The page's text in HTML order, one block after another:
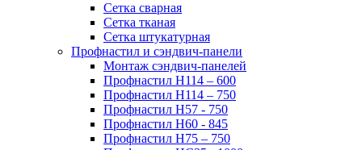
Сетка сварная
Сетка тканая
Сетка штукатурная
Профнастил и сэндвич-панели
Монтаж сэндвич-панелей
Профнастил Н114 – 600
Профнастил Н114 – 750
Профнастил Н57 - 750
Профнастил Н60 - 845
Профнастил Н75 – 750